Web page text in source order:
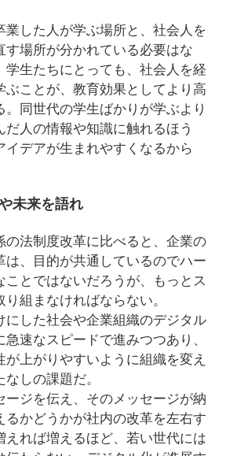
業した人が学ぶ場所と、社会人を
す場所が分かれている必要はな
学生たちにとっても、社会人を経
ぶことが、教育効果としてより高
。同世代の学生ばかりが学ぶより
だ人の情報や知識に触れるほう
イデアが生まれやすくなるから
未来を語れ
の法制度改革に比べると、企業の
は、目的が共通しているのでハー
ことではないだろうが、もっとス
組まなければならない。
にした社会や企業組織のデジタル
速なスピードで進みつつあり、
上がりやすいように組織を変え
しの課題だ。
ージを伝え、そのメッセージが納
るかどうかが社内の改革を左右す
えれば増えるほど、若い世代には